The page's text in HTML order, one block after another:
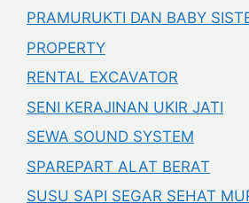
PRAMURUKTI DAN BABY
PROPERTY
RENTAL EXCAVATOR
SENI KERAJINAN UKIR JATI
SEWA SOUND SYSTEM
SPAREPART ALAT BERAT
SUSU SAPI SEGAR SEHAT